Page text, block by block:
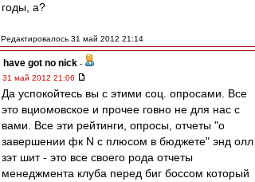
годы, а?
Редактировалось 31 май 2012 21:14
have got no nick -
31 май 2012 21:06
Да успокойтесь вы с этими соц. опросами. Все
это вциомовское и прочее говно не для нас с
вами. Все эти рейтинги, опросы, отчеты "о
завершении фк N с плюсом в бюджете" энд олл
зэт шит - это все своего рода отчеты
менеджмента клуба перед биг боссом который